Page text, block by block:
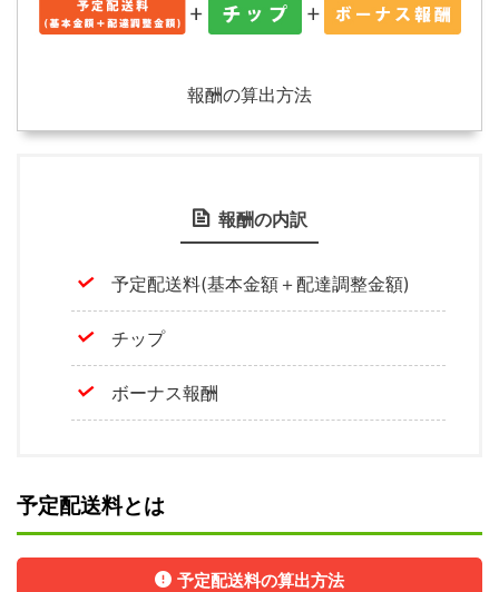
報酬の算出方法
報酬の内訳
予定配送料(基本金額＋配達調整金額)
チップ
ボーナス報酬
予定配送料とは
予定配送料の算出方法